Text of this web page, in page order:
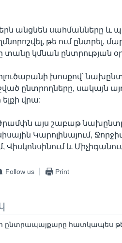
անցնեն սահմանները և
թե ում ընտրել,
կմնան ընտրության
խոսքով՝
ընտրողները, սակայն
ելքի վրա:
այս շաբաթ
Կարոլինայում,
Վիսկոնսինում և
Follow us Print
ընտրապայքարը հատկապես թեժ